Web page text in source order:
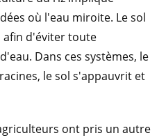
où l'eau miroite. Le sol
afin d'éviter toute
Dans ces systèmes, le
le sol s'appauvrit et
ont pris un autre